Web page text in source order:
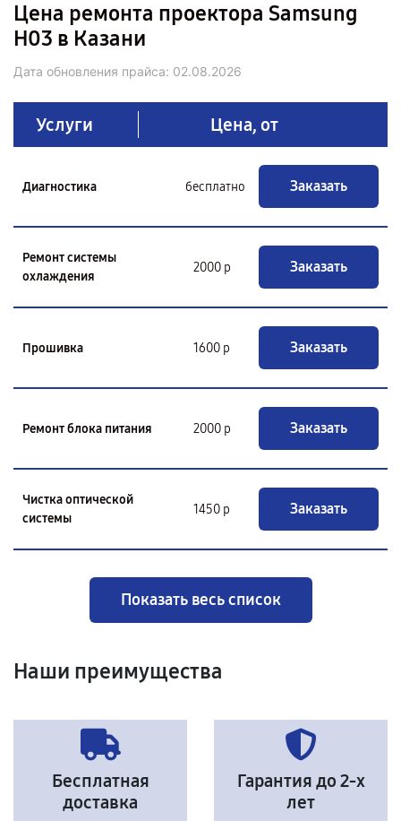
Цена ремонта проектора Samsung
H03 в Казани
Дата обновления прайса: 02.08.2026
Услуги Цена, от
Диагностика бесплатно Заказать
Ремонт системы
охлаждения
2000 р Заказать
Прошивка 1600 р Заказать
Ремонт блока питания 2000 р Заказать
Чистка оптической
системы
1450 р Заказать
Показать весь список
Наши преимущества
Бесплатная
доставка
Гарантия до 2-х
лет